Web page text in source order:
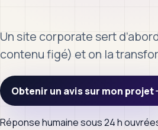
Un site corporate sert
contenu figé) et on la
Obtenir un avis sur mon projet
Réponse humaine sous 24 h